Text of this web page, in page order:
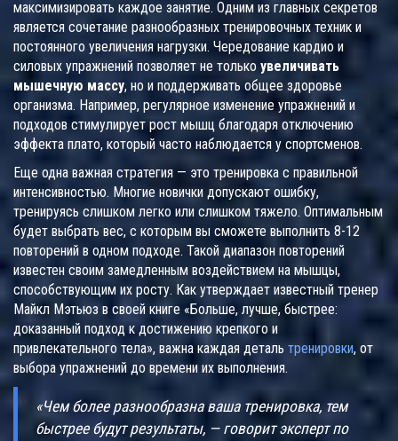
максимизировать каждое занятие. Одним из главных секретов
является сочетание разнообразных тренировочных техник и
постоянного увеличения нагрузки. Чередование кардио и
силовых упражнений позволяет не только увеличивать
мышечную массу, но и поддерживать общее здоровье
организма. Например, регулярное изменение упражнений и
подходов стимулирует рост мышц благодаря отключению
эффекта плато, который часто наблюдается у спортсменов.
Еще одна важная стратегия — это тренировка с правильной
интенсивностью. Многие новички допускают ошибку,
тренируясь слишком легко или слишком тяжело. Оптимальным
будет выбрать вес, с которым вы сможете выполнить 8-12
повторений в одном подходе. Такой диапазон повторений
известен своим замедленным воздействием на мышцы,
способствующим их росту. Как утверждает известный тренер
Майкл Мэтьюз в своей книге «Больше, лучше, быстрее:
доказанный подход к достижению крепкого и
привлекательного тела», важна каждая деталь тренировки, от
выбора упражнений до времени их выполнения.
«Чем более разнообразна ваша тренировка, тем
быстрее будут результаты, — говорит эксперт по